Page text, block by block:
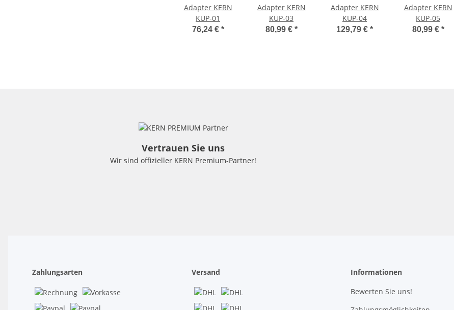
Adapter KERN
KUP-01
76,24 € *
Adapter KERN
KUP-03
80,99 € *
Adapter KERN
KUP-04
129,79 € *
Adapter KERN
KUP-05
80,99 € *
Vertrauen Sie uns
Wir sind offizieller KERN Premium-Partner!
Zahlungsarten Versand Informationen
Bewerten Sie uns!